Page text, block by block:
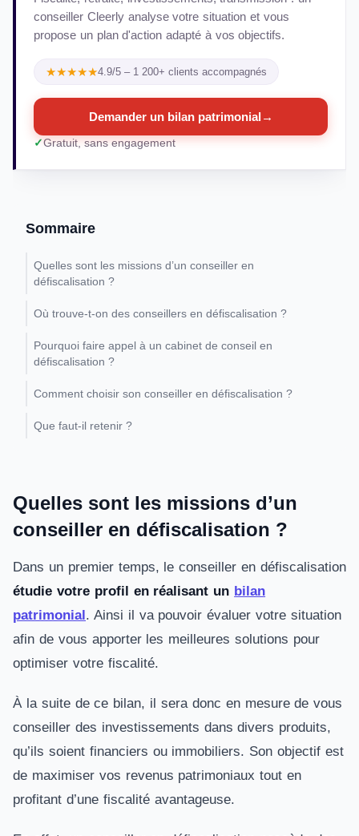
conseiller Cleerly analyse votre situation et vous
propose un plan d'action adapté à vos objectifs.
★★★★★4.9/5 – 1 200+ clients accompagnés
Demander un bilan patrimonial →
Gratuit, sans engagement
Sommaire
Quelles sont les missions d’un conseiller en
défiscalisation ?
Où trouve-t-on des conseillers en défiscalisation ?
Pourquoi faire appel à un cabinet de conseil en
défiscalisation ?
Comment choisir son conseiller en défiscalisation ?
Que faut-il retenir ?
Quelles sont les missions d’un
conseiller en défiscalisation ?
Dans un premier temps, le conseiller en défiscalisation
étudie votre profil en réalisant un bilan
patrimonial. Ainsi il va pouvoir évaluer votre situation
afin de vous apporter les meilleures solutions pour
optimiser votre fiscalité.
À la suite de ce bilan, il sera donc en mesure de vous
conseiller des investissements dans divers produits,
qu’ils soient financiers ou immobiliers. Son objectif est
de maximiser vos revenus patrimoniaux tout en
profitant d’une fiscalité avantageuse.